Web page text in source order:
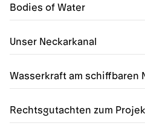
Bodies of Water
Unser Neckarkanal
Wasserkraft am schiffbaren
Rechtsgutachten zum